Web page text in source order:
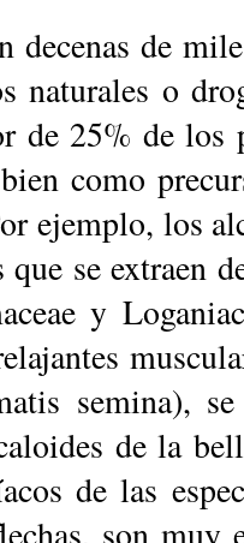
decenas de
naturales o
de 25% de
como
ejemplo, los
que se extraen
y
semina),
de la
de las
son muy